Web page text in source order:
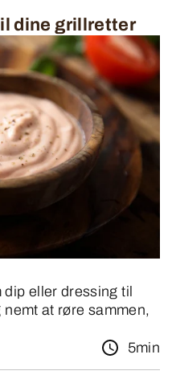
dine grillretter
eller dressing til
at røre sammen,
5min